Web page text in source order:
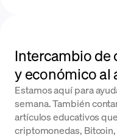
Intercambio
y económico al
Estamos aquí para
semana. También
artículos educativos
criptomonedas,